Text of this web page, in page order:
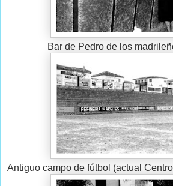
Bar de Pedro de los
Antiguo campo de fútbol (actual